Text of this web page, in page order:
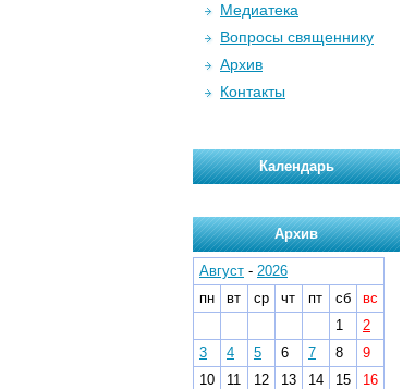
Медиатека
Вопросы священнику
Архив
Контакты
Календарь
Архив
Август - 2026
пн
вт ср чт пт сб
вс
1
2
3
4 5 6 7 8
9
10
11 12 13 14 15
16